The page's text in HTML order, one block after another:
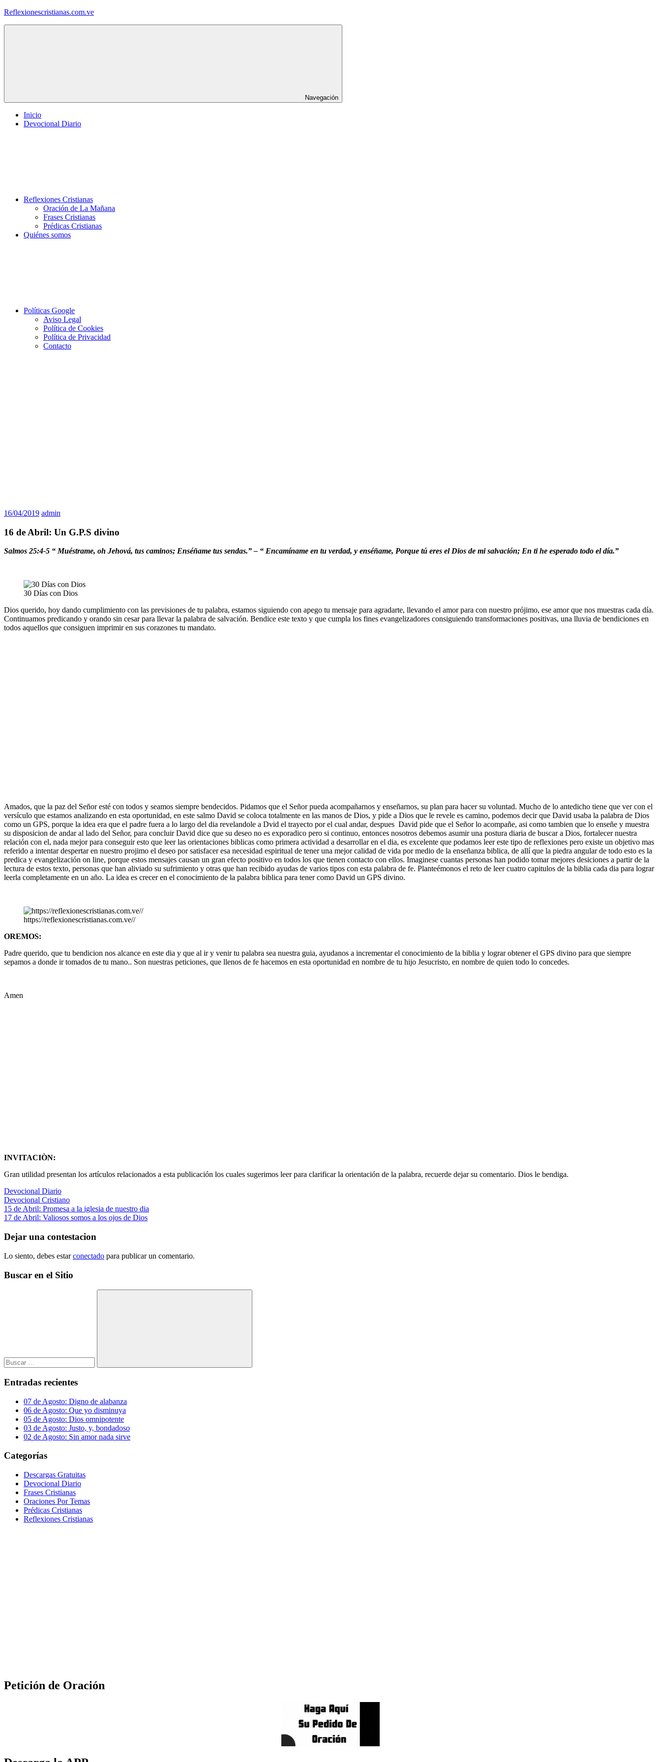
Saltar
Reflexionescristianas.com.ve
Navegación
Inicio
Devocional Diario
Reflexiones Cristianas
Oración de La Mañana
Frases Cristianas
Prédicas Cristianas
Quiénes somos
Políticas Google
Aviso Legal
Política de Cookies
Política de Privacidad
Contacto
16/04/2019 admin
16 de Abril: Un G.P.S divino
Salmos 25:4-5 “ Muéstrame, oh Jehová, tus caminos; Enséñame tus sendas.” – “ Encamíname en tu verdad, y enséñame, Porque tú eres el Dios de mi salvación; En ti he esperado todo el día.”
30 Días con Dios
Dios querido, hoy dando cumplimiento con las previsiones de tu palabra, estamos siguiendo con apego tu mensaje para agradarte, llevando el amor para con nuestro prójimo, ese amor que nos muestras cada día.
Continuamos predicando y orando sin cesar para llevar la palabra de salvación. Bendice este texto y que cumpla los fines evangelizadores consiguiendo transformaciones positivas, una lluvia de bendiciones en
todos aquellos que consiguen imprimir en sus corazones tu mandato.
Amados, que la paz del Señor esté con todos y seamos siempre bendecidos. Pidamos que el Señor pueda acompañarnos y enseñarnos, su plan para hacer su voluntad. Mucho de lo antedicho tiene que ver con el
versículo que estamos analizando en esta oportunidad, en este salmo David se coloca totalmente en las manos de Dios, y pide a Dios que le revele es camino, podemos decir que David usaba la palabra de Dios
como un GPS, porque la idea era que el padre fuera a lo largo del dia revelandole a Dvid el trayecto por el cual andar, despues David pide que el Señor lo acompañe, asi como tambien que lo enseñe y muestra
su disposicion de andar al lado del Señor, para concluir David dice que su deseo no es exporadico pero si continuo, entonces nosotros debemos asumir una postura diaria de buscar a Dios, fortalecer nuestra
relación con el, nada mejor para conseguir esto que leer las orientaciones biblicas como primera actividad a desarrollar en el dia, es excelente que podamos leer este tipo de reflexiones pero existe un objetivo mas
referido a intentar despertar en nuestro projimo el deseo por satisfacer esa necesidad espiritual de tener una mejor calidad de vida por medio de la enseñanza biblica, de allí que la piedra angular de todo esto es la
predica y evangelización on line, porque estos mensajes causan un gran efecto positivo en todos los que tienen contacto con ellos. Imaginese cuantas personas han podido tomar mejores desiciones a partir de la
lectura de estos texto, personas que han aliviado su sufrimiento y otras que han recibido ayudas de varios tipos con esta palabra de fe. Planteémonos el reto de leer cuatro capitulos de la biblia cada dia para lograr
leerla completamente en un año. La idea es crecer en el conocimiento de la palabra biblica para tener como David un GPS divino.
https://reflexionescristianas.com.ve//
OREMOS:
Padre querido, que tu bendicion nos alcance en este dia y que al ir y venir tu palabra sea nuestra guia, ayudanos a incrementar el conocimiento de la biblia y lograr obtener el GPS divino para que siempre
sepamos a donde ir tomados de tu mano.. Son nuestras peticiones, que llenos de fe hacemos en esta oportunidad en nombre de tu hijo Jesucristo, en nombre de quien todo lo concedes.
Amen
INVITACIÒN:
Gran utilidad presentan los artículos relacionados a esta publicación los cuales sugerimos leer para clarificar la orientación de la palabra, recuerde dejar su comentario. Dios le bendiga.
Devocional Diario
Devocional Cristiano
Navegación
de
entradas
Entrada
anterior:
15 de Abril: Promesa a la iglesia de nuestro dia
Siguiente
17 de Abril: Valiosos somos a los ojos de Dios
Dejar una contestacion
Lo siento, debes estarconectado para publicar un comentario.
Buscar en el Sitio
Buscar
Entradas recientes
07 de Agosto: Digno de alabanza
06 de Agosto: Que yo disminuya
05 de Agosto: Dios omnipotente
03 de Agosto: Justo, y, bondadoso
02 de Agosto: Sin amor nada sirve
Categorías
Descargas Gratuitas
Devocional Diario
Frases Cristianas
Oraciones Por Temas
Prédicas Cristianas
Reflexiones Cristianas
Petición de Oración